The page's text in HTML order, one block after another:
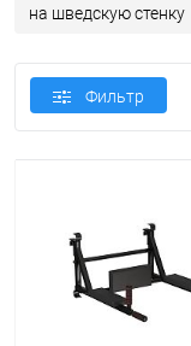
на шведскую стенку
Фильтр